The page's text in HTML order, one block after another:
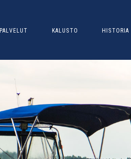
PALVELUT KALUSTO HISTORIA